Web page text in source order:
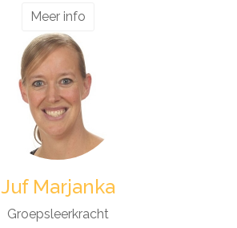
Meer info
Juf Marjanka
Groepsleerkracht